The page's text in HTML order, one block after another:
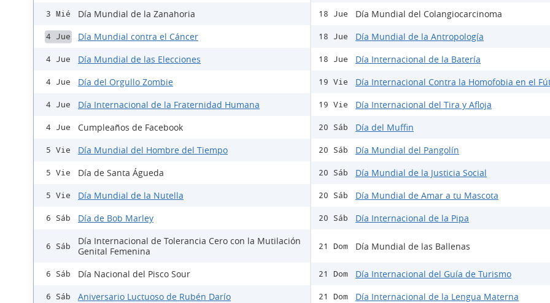
3 Mié Día Mundial de la Zanahoria
4 Jue Día Mundial contra el Cáncer
4 Jue Día Mundial de las Elecciones
4 Jue Día del Orgullo Zombie
4 Jue Día Internacional de la Fraternidad Humana
4 Jue Cumpleaños de Facebook
5 Vie Día Mundial del Hombre del Tiempo
5 Vie Día de Santa Águeda
5 Vie Día Mundial de la Nutella
6 Sáb Día de Bob Marley
6 Sáb
Día Internacional de Tolerancia Cero con la Mutilación
Genital Femenina
6 Sáb Día Nacional del Pisco Sour
6 Sáb Aniversario Luctuoso de Rubén Darío
18 Jue Día Mundial del Colangiocarcinoma
18 Jue Día Mundial de la Antropología
18 Jue Día Internacional de la Batería
19 Vie Día Internacional Contra la Homofobia en el
19 Vie Día Internacional del Tira y Afloja
20 Sáb Día del Muffin
20 Sáb Día Mundial del Pangolín
20 Sáb Día Mundial de la Justicia Social
20 Sáb Día Mundial de Amar a tu Mascota
20 Sáb Día Internacional de la Pipa
21 Dom Día Mundial de las Ballenas
21 Dom Día Internacional del Guía de Turismo
21 Dom Día Internacional de la Lengua Materna